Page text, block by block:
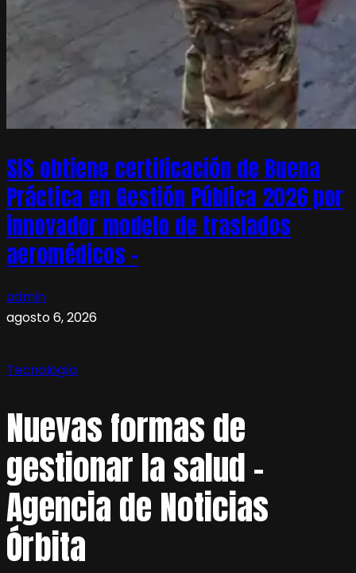
SIS obtiene certificación de Buena
Práctica en Gestión Pública 2026 por
innovador modelo de traslados
aeromédicos –
admin
agosto 6, 2026
Tecnología
Nuevas formas de
gestionar la salud –
Agencia de Noticias
Órbita